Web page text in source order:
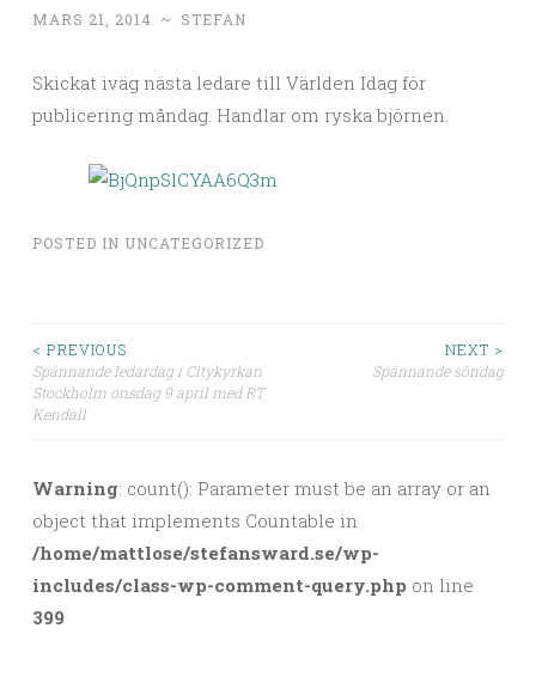
MARS 21, 2014 ~ STEFAN
Skickat iväg nästa ledare till Världen Idag för
publicering måndag. Handlar om ryska björnen.
POSTED IN UNCATEGORIZED
Post navigation
< PREVIOUS
Spännande ledardag i Citykyrkan
Stockholm onsdag 9 april med RT
Kendall
NEXT >
Spännande söndag
Warning: count(): Parameter must be an array or an
object that implements Countable in
/home/mattlose/stefansward.se/wp-
includes/class-wp-comment-query.php on line
399